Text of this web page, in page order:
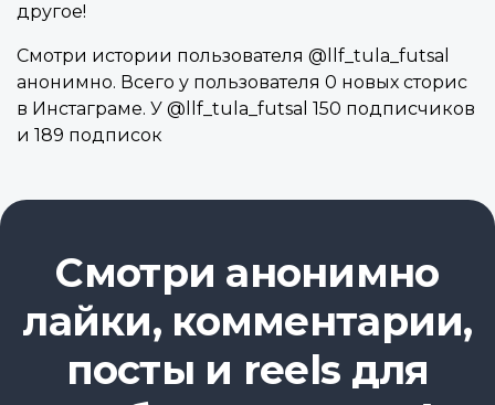
другое!
Смотри истории пользователя @llf_tula_futsal
анонимно. Всего у пользователя 0 новых сторис
в Инстаграме. У @llf_tula_futsal 150 подписчиков
и 189 подписок
Смотри анонимно
лайки, комментарии,
посты и reels для